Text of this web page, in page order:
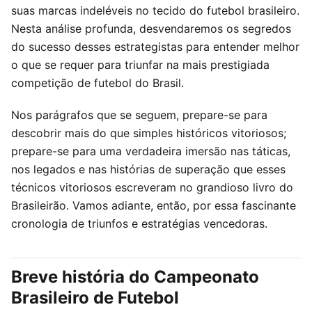
suas marcas indeléveis no tecido do futebol brasileiro.
Nesta análise profunda, desvendaremos os segredos
do sucesso desses estrategistas para entender melhor
o que se requer para triunfar na mais prestigiada
competição de futebol do Brasil.
Nos parágrafos que se seguem, prepare-se para
descobrir mais do que simples históricos vitoriosos;
prepare-se para uma verdadeira imersão nas táticas,
nos legados e nas histórias de superação que esses
técnicos vitoriosos escreveram no grandioso livro do
Brasileirão. Vamos adiante, então, por essa fascinante
cronologia de triunfos e estratégias vencedoras.
Breve história do Campeonato
Brasileiro de Futebol